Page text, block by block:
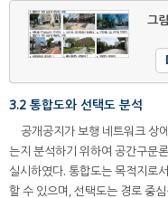
그
3.2 통합도와 선택도 분석
공개공지가 보행 네트워크 상
는지 분석하기 위하여 공간구문
실시하였다. 통합도는 목적지로
할 수 있으며, 선택도는 경로 중